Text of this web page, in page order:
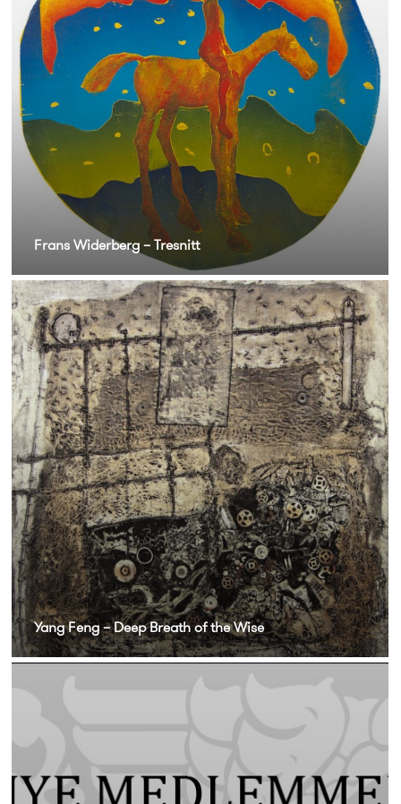
Frans Widerberg – Tresnitt
Yang Feng – Deep Breath of the Wise